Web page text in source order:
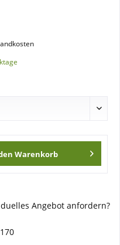
Warenkorb
Angebot anfordern?